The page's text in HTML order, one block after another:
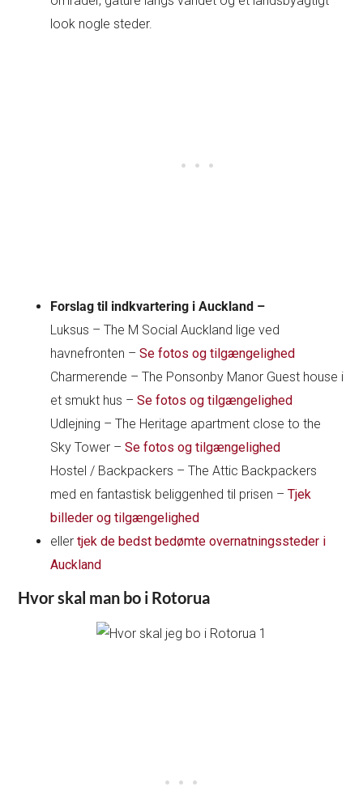
look nogle steder.
Forslag til indkvartering i Auckland –
Luksus – The M Social Auckland lige ved
havnefronten –Se fotos og tilgængelighed
Charmerende – The Ponsonby Manor Guest house i
et smukt hus –Se fotos og tilgængelighed
Udlejning – The Heritage apartment close to the
Sky Tower –Se fotos og tilgængelighed
Hostel / Backpackers – The Attic Backpackers
med en fantastisk beliggenhed til prisen –Tjek
billeder og tilgængelighed
ellertjek de bedst bedømte overnatningssteder i
Auckland
Hvor skal man bo i Rotorua